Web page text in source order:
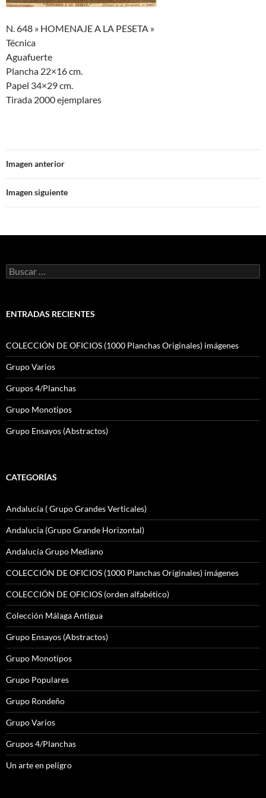
N. 648 » HOMENAJE A LA PESETA »
Técnica
Aguafuerte
Plancha 22×16 cm.
Papel 34×29 cm.
Tirada 2000 ejemplares
Imagen anterior
Imagen siguiente
Buscar:
ENTRADAS RECIENTES
COLECCIÓN DE OFICIOS (1000 Planchas Originales) imágenes
Grupo Varios
Grupos 4/Planchas
Grupo Monotipos
Grupo Ensayos (Abstractos)
CATEGORÍAS
Andalucía ( Grupo Grandes Verticales)
Andalucia (Grupo Grande Horizontal)
Andalucía Grupo Mediano
COLECCIÓN DE OFICIOS (1000 Planchas Originales) imágenes
COLECCIÓN DE OFICIOS (orden alfabético)
Colección Málaga Antigua
Grupo Ensayos (Abstractos)
Grupo Monotipos
Grupo Populares
Grupo Rondeño
Grupo Varios
Grupos 4/Planchas
Un arte en peligro